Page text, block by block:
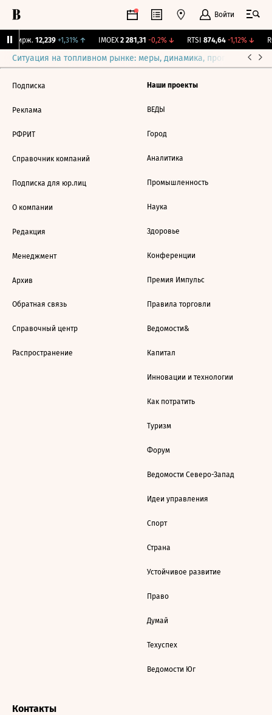
Войти
Бирж. 12,239 +1,31%↑ IMOEX 2 281,31 -0,2%↓ RTSI 874,64 -1,12%↓
Ситуация на топливном рынке: меры, динамика, прогнозы
Подписка
Реклама
РФРИТ
Справочник компаний
Подписка для юр.лиц
О компании
Редакция
Менеджмент
Архив
Обратная связь
Справочный центр
Распространение
Наши проекты
ВЕДЫ
Город
Аналитика
Промышленность
Наука
Здоровье
Конференции
Премия Импульс
Правила торговли
Ведомости&
Капитал
Инновации и технологии
Как потратить
Туризм
Форум
Ведомости Северо-Запад
Идеи управления
Спорт
Страна
Устойчивое развитие
Право
Думай
Техуспех
Ведомости Юг
Контакты